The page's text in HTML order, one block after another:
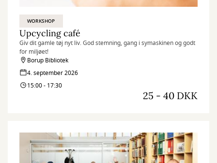
WORKSHOP
Upcycling café
Giv dit gamle tøj nyt liv. God stemning, gang i symaskinen og godt
for miljøet!
Borup Bibliotek
4. september 2026
15:00 - 17:30
25 - 40 DKK